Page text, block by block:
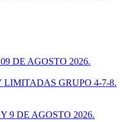
DE AGOSTO 2026.
GRUPO 4-7-8.
9 DE AGOSTO 2026.